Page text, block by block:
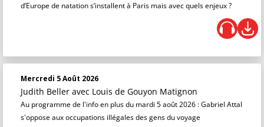
d’Europe de natation s’installent à Paris mais avec quels enjeux ?
Mercredi 5 Août 2026
Judith Beller avec Louis de Gouyon Matignon
Au programme de l'info en plus du mardi 5 août 2026 : Gabriel Attal
s'oppose aux occupations illégales des gens du voyage